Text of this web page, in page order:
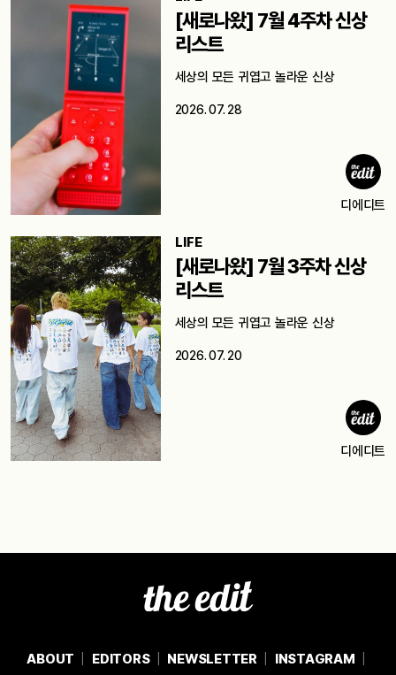
[새로나왔] 7월 4주차 신상
리스트
세상의 모든 귀엽고 놀라운 신상
2026. 07. 28
디에디트
LIFE
[새로나왔] 7월 3주차 신상
리스트
세상의 모든 귀엽고 놀라운 신상
2026. 07. 20
디에디트
ABOUT EDITORS NEWSLETTER INSTAGRAM